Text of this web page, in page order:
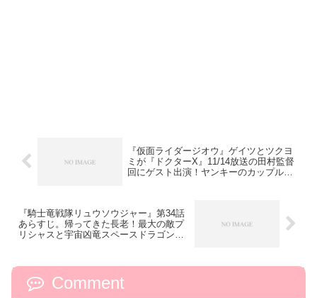
『仮面ライダージオウ』ゲイツとツクヨ
ミが『ドクターX』11/14放送の田村監督
回にゲスト出演！ヤンキーのカップル
『騎士竜戦隊リュウソウジャー』第34話
あらすじ。帰ってきた長老！最大の敵プ
リシャスと宇宙凶竜スペースドラゴンが
Comment